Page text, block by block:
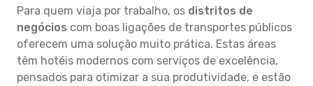
Para quem viaja por trabalho, os distritos de
negócios com boas ligações de transportes públicos
oferecem uma solução muito prática. Estas áreas
têm hotéis modernos com serviços de excelência,
pensados para otimizar a sua produtividade, e estão